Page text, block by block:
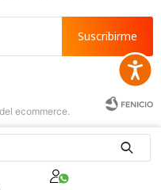
Suscribirme
